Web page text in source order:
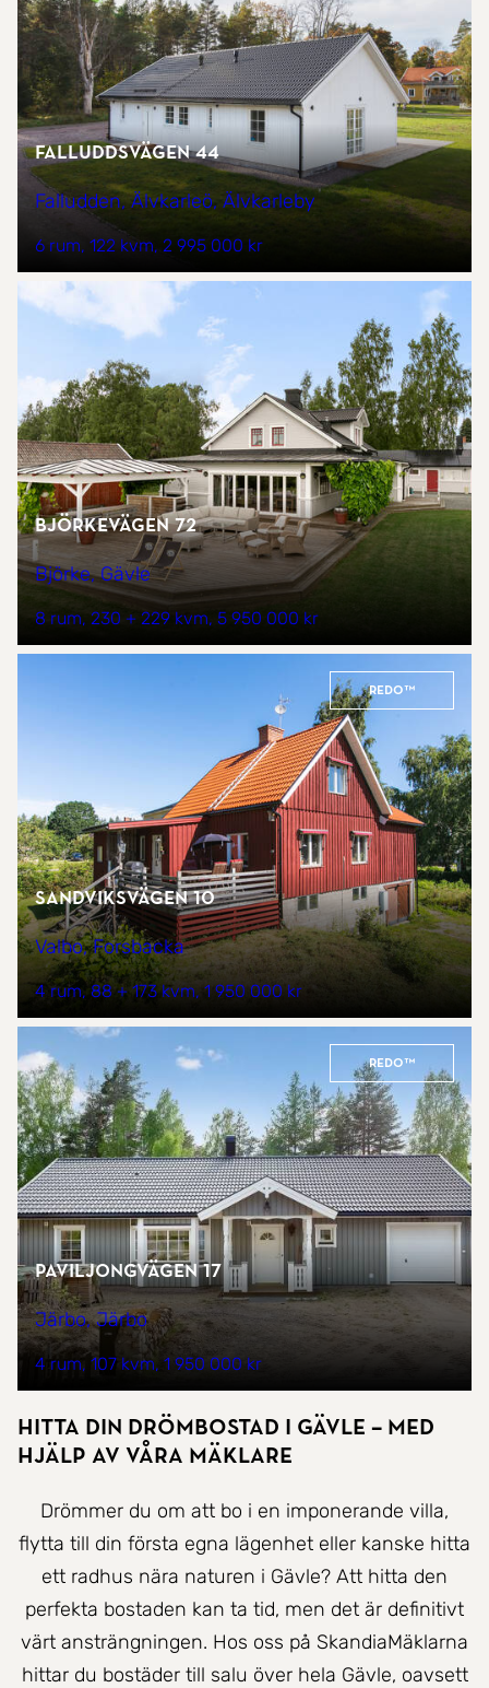
Falluddsvägen 44
Falludden, Älvkarleö, Älvkarleby
6 rum 122 kvm 2 995 000 kr
Björkevägen 72
Björke, Gävle
8 rum 230 + 229 kvm 5 950 000 kr
REDO™
Sandviksvägen 10
Valbo, Forsbacka
4 rum 88 + 173 kvm 1 950 000 kr
REDO™
Paviljongvägen 17
Järbo, Järbo
4 rum 107 kvm 1 950 000 kr
Hitta Din Drömbostad i Gävle – Med
hjälp av våra mäklare
Drömmer du om att bo i en imponerande villa,
flytta till din första egna lägenhet eller kanske hitta
ett radhus nära naturen i Gävle? Att hitta den
perfekta bostaden kan ta tid, men det är definitivt
värt ansträngningen. Hos oss på SkandiaMäklarna
hittar du bostäder till salu över hela Gävle, oavsett